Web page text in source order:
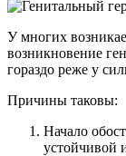
У многих
возникновение
гораздо реже у
Причины таковы:
Начало
устойчивой